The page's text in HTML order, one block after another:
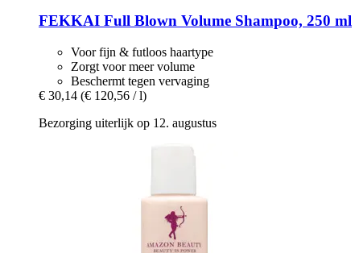
FEKKAI Full Blown Volume Shampoo, 250 ml
Voor fijn & futloos haartype
Zorgt voor meer volume
Beschermt tegen vervaging
€ 30,14 (€ 120,56 / l)
Bezorging uiterlijk op 12. augustus